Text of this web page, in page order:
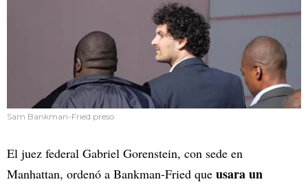
Sam Bankman-Fried preso
El juez federal Gabriel Gorenstein, con sede en
Manhattan, ordenó a Bankman-Fried que usara un